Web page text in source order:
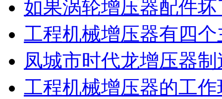
如果涡轮增压器配件坏
工程机械增压器有四个
凤城市时代龙增压器
工程机械增压器的工作